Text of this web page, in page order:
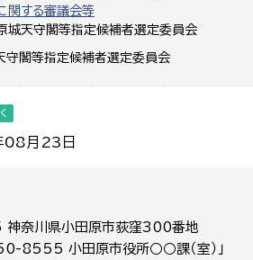
関する審議会等
城天守閣等指定候補者選定委員会
守閣等指定候補者選定委員会
08月23日
奈川県小田原市荻窪300番地
8555 小田原市役所○○課（室）」